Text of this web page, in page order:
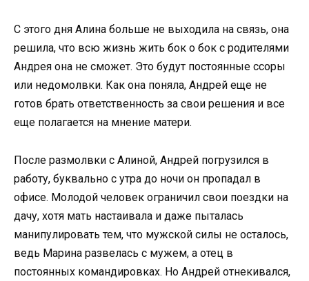
С этого дня Алина больше не выходила на связь, она
решила, что всю жизнь жить бок о бок с родителями
Андрея она не сможет. Это будут постоянные ссоры
или недомолвки. Как она поняла, Андрей еще не
готов брать ответственность за свои решения и все
еще полагается на мнение матери.
После размолвки с Алиной, Андрей погрузился в
работу, буквально с утра до ночи он пропадал в
офисе. Молодой человек ограничил свои поездки на
дачу, хотя мать настаивала и даже пыталась
манипулировать тем, что мужской силы не осталось,
ведь Марина развелась с мужем, а отец в
постоянных командировках. Но Андрей отнекивался,